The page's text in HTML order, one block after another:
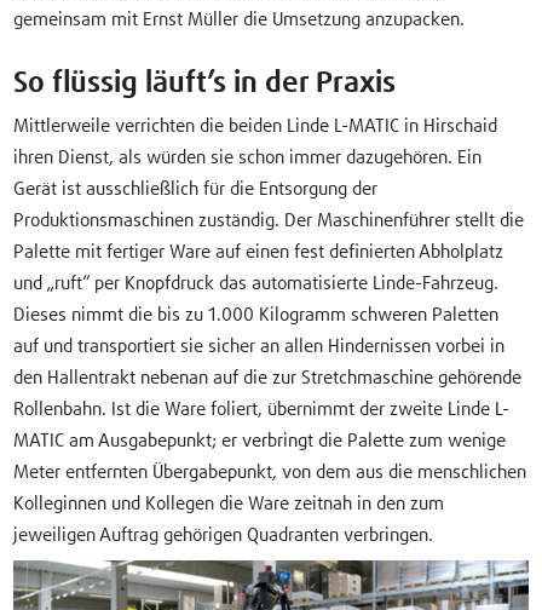
gemeinsam mit Ernst Müller die Umsetzung anzupacken.
So flüssig läuft’s in der Praxis
Mittlerweile verrichten die beiden Linde L-MATIC in Hirschaid
ihren Dienst, als würden sie schon immer dazugehören. Ein
Gerät ist ausschließlich für die Entsorgung der
Produktionsmaschinen zuständig. Der Maschinenführer stellt die
Palette mit fertiger Ware auf einen fest definierten Abholplatz
und „ruft“ per Knopfdruck das automatisierte Linde-Fahrzeug.
Dieses nimmt die bis zu 1.000 Kilogramm schweren Paletten
auf und transportiert sie sicher an allen Hindernissen vorbei in
den Hallentrakt nebenan auf die zur Stretchmaschine gehörende
Rollenbahn. Ist die Ware foliert, übernimmt der zweite Linde L-
MATIC am Ausgabepunkt; er verbringt die Palette zum wenige
Meter entfernten Übergabepunkt, von dem aus die menschlichen
Kolleginnen und Kollegen die Ware zeitnah in den zum
jeweiligen Auftrag gehörigen Quadranten verbringen.